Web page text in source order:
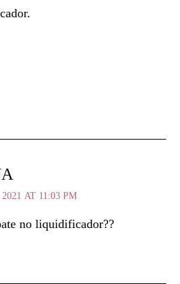
AT 11:03 PM
no liquidificador??